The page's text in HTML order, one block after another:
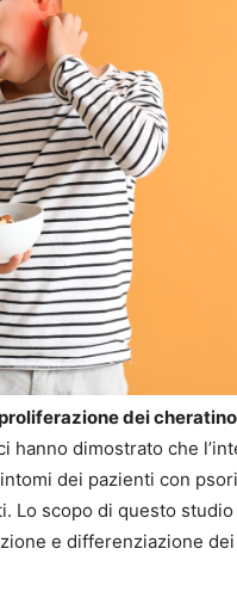
dei
dimostrato che
dei pazienti con
Lo scopo di questo
e differenziazione